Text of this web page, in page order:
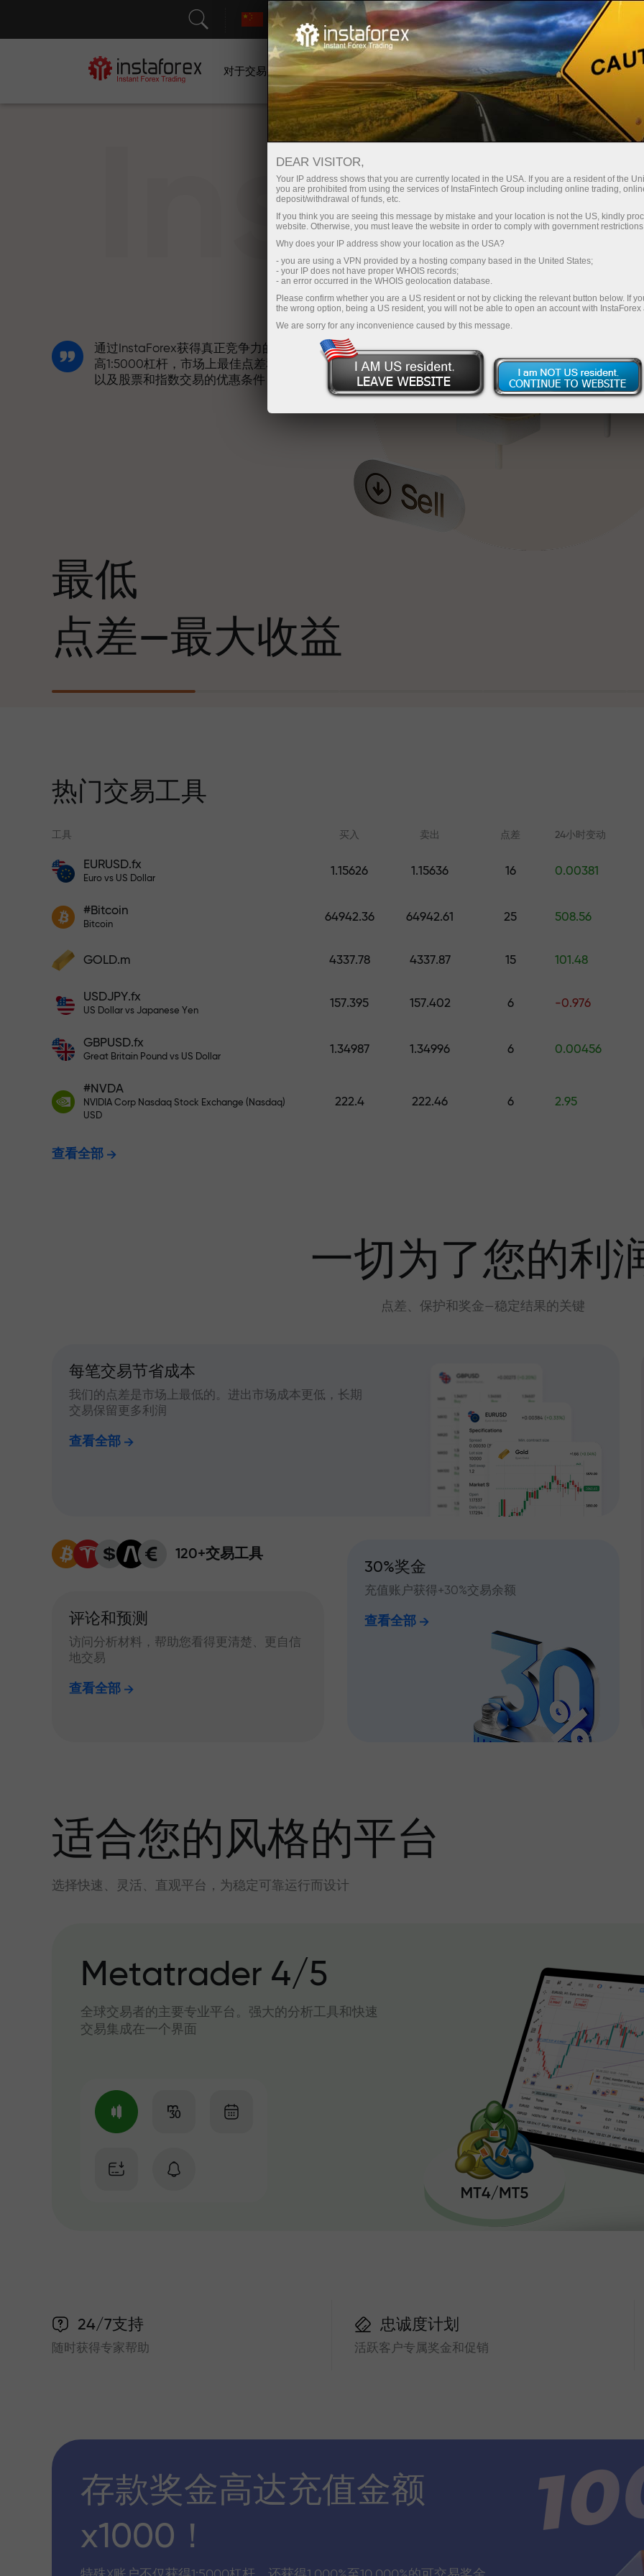
支持 即时开户 交易平台
对于交易者 对于合作伙伴 广告
通过InstaForex获得真正竞争力的机会：最
高1:5000杠杆，市场上最佳点差和手续费，
以及股票和指数交易的优惠条件
Loprais将刺激与纪律元素带入交易世界，
作为InstaForex合作伙伴，激励客户实现雄
心勃勃的目标
风险保险计划补偿您的亏损，并保证6个月
内利润增长3倍。放心交易—您的资金受到
充值账户—获得比存款大1000倍的奖金。
X1000不是印刷错误。存款越大，倍数越
最低
点差—最大收益
每笔存款
交易速度
与赛道速度
您的专属礼物大奖
无风险交易—
我们保证您的利润
最高X1000奖金—市场上最大
热门交易工具
工具 买入 卖出 点差 24小时变动
EURUSD.fx
Euro vs US Dollar
1.15626 1.15636 16 0.00381
#Bitcoin
Bitcoin
64942.36 64942.61 25 508.56
GOLD.m 4337.78 4337.87 15 101.48
USDJPY.fx
US Dollar vs Japanese Yen
157.395 157.402 6 -0.976
GBPUSD.fx
Great Britain Pound vs US Dollar
1.34987 1.34996 6 0.00456
#NVDA
NVIDIA Corp Nasdaq Stock Exchange (Nasdaq)
USD
222.4 222.46 6 2.95
查看全部
从零开始学习交易—适合所有水
外汇、加密货币和期
一切为了您的利
点差、保护和奖金—稳定结果的关键
每笔交易节省成本
我们的点差是市场上最低的。进出市场成本更低，长期
交易保留更多利润
查看全部
120+交易工具
评论和预测
访问分析材料，帮助您看得更清楚、更自信
地交易
查看全部
30%奖金
充值账户获得+30%交易余额
查看全部
适合您的风格的平台
选择快速、灵活、直观平台，为稳定可靠运行而设计
Metatrader 4/5
全球交易者的主要专业平台。强大的分析工具和快速
交易集成在一个界面
24/7支持
随时获得专家帮助
忠诚度计划
活跃客户专属奖金和促销
存款奖金高达充值金额
x1000！
DEAR VISITOR,
Your IP address shows that you are currently located in the USA. If you are a resident of the
you are prohibited from using the services of InstaFintech Group including online trading,
deposit/withdrawal of funds, etc.
If you think you are seeing this message by mistake and your location is not the US, kindly
website. Otherwise, you must leave the website in order to comply with government
Why does your IP address show your location as the USA?
- you are using a VPN provided by a hosting company based in the United States;
- your IP does not have proper WHOIS records;
- an error occurred in the WHOIS geolocation database.
Please confirm whether you are a US resident or not by clicking the relevant button below. If
the wrong option, being a US resident, you will not be able to open an account with InstaForex
We are sorry for any inconvenience caused by this message.